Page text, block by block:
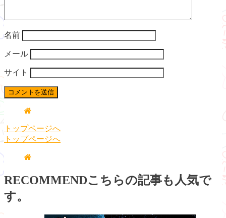
名前
メール
サイト
トップページへ
トップページへ
RECOMMENDこちらの記事も人気で
す。